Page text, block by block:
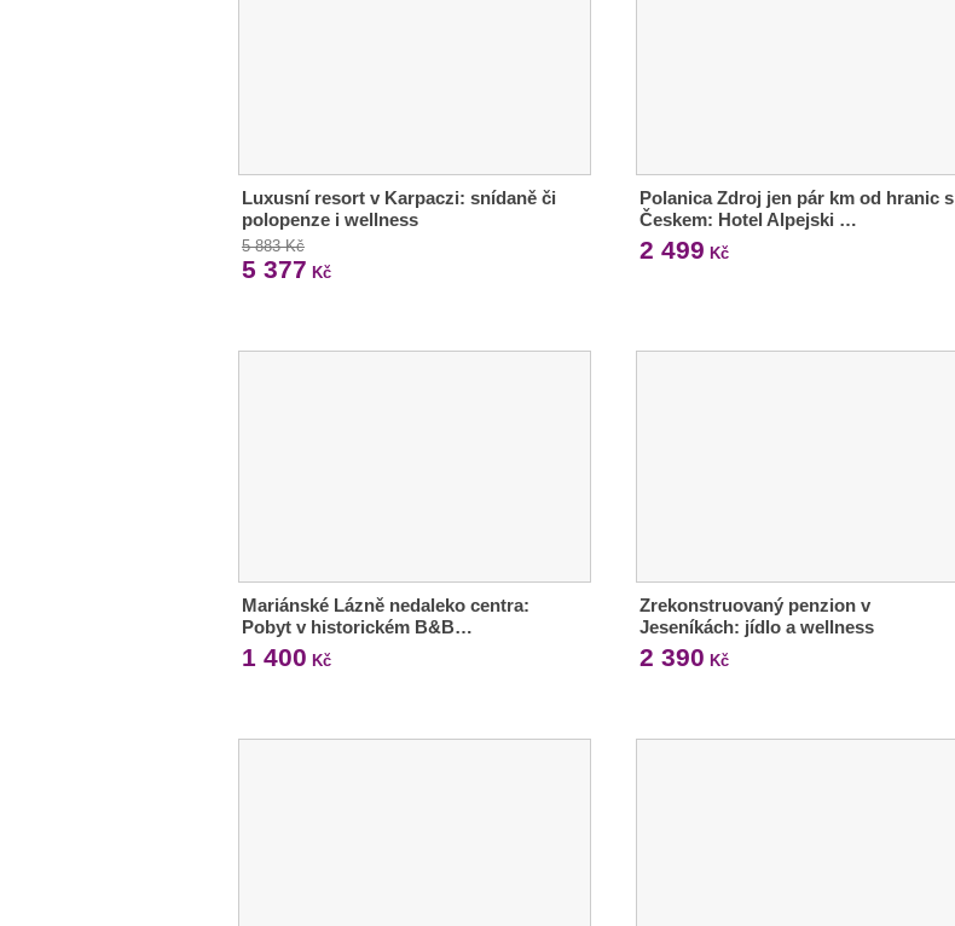
Luxusní resort v Karpaczi: snídaně či
polopenze i wellness
5 883 Kč
5 377 Kč
Polanica Zdroj jen pár km od hranic s
Českem: Hotel Alpejski …
2 499 Kč
Mariánské Lázně nedaleko centra:
Pobyt v historickém B&B…
1 400 Kč
Zrekonstruovaný penzion v
Jeseníkách: jídlo a wellness
2 390 Kč